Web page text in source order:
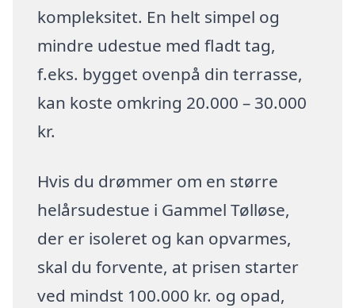
kompleksitet. En helt simpel og
mindre udestue med fladt tag,
f.eks. bygget ovenpå din terrasse,
kan koste omkring 20.000 – 30.000
kr.
Hvis du drømmer om en større
helårsudestue i Gammel Tølløse,
der er isoleret og kan opvarmes,
skal du forvente, at prisen starter
ved mindst 100.000 kr. og opad,